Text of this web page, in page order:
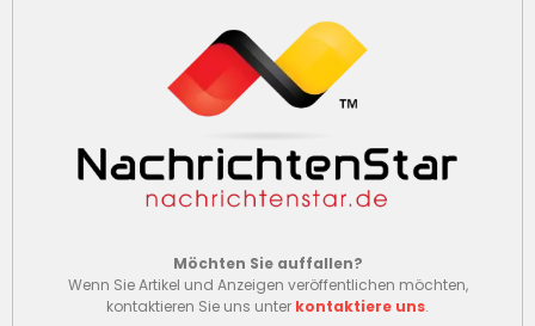
Möchten Sie auffallen?
Wenn Sie Artikel und Anzeigen veröffentlichen möchten,
kontaktieren Sie uns unter kontaktiere uns.